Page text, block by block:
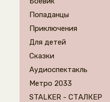
Попаданцы
Приключения
Для детей
Сказки
Аудиоспектакль
Метро 2033
STALKER - СТАЛКЕР